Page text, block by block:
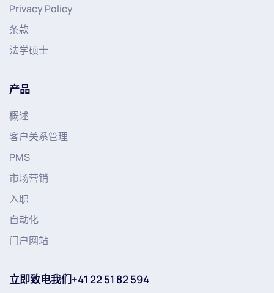
Privacy Policy
条款
法学硕士
产品
概述
客户关系管理
PMS
市场营销
入职
自动化
门户网站
立即致电我们+41 22 51 82 594